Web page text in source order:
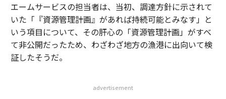
エームサービスの担当者は、当初、調達方針に示されて
いた「『資源管理計画』があれば持続可能とみなす」と
いう項目について、その肝心の「資源管理計画」がすべ
て非公開だったため、わざわざ地方の漁港に出向いて検
証したそうだ。
advertisement